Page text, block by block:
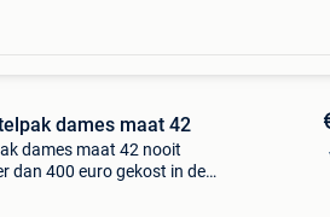
dames maat 42
dames maat 42 nooit
dan 400 euro gekost in de